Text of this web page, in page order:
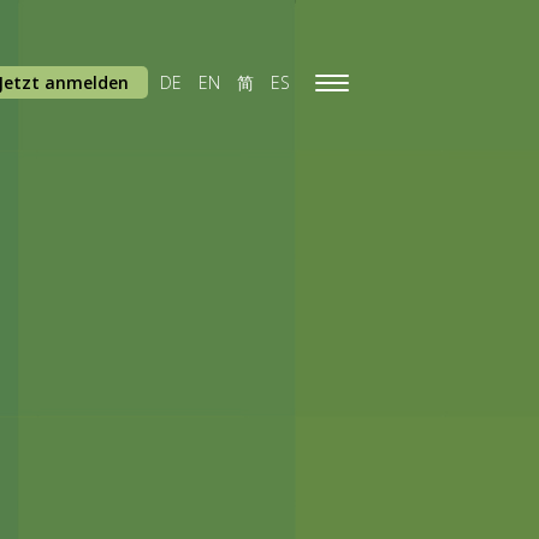
Toggle
anmelden DE EN 简 ES